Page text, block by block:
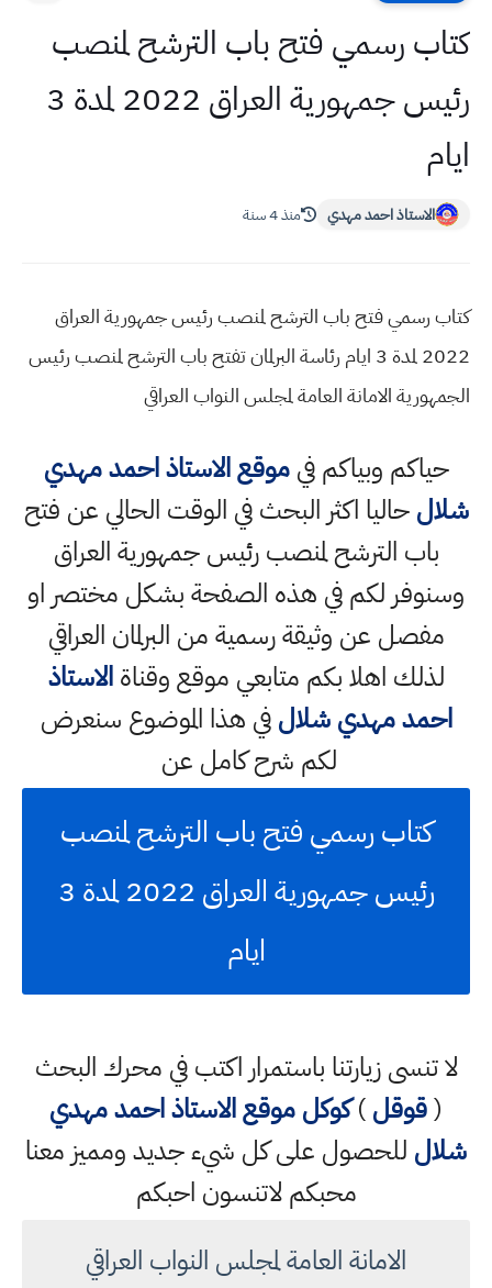
كتاب رسمي فتح باب الترشح لمنصب
رئيس جمهورية العراق 2022 لمدة 3
ايام
الاستاذ احمد مهدي منذ 4 سنة
كتاب رسمي فتح باب الترشح لمنصب رئيس جمهورية العراق
2022 لمدة 3 ايام رئاسة البرلمان تفتح باب الترشح لمنصب رئيس
الجمهورية الامانة العامة لمجلس النواب العراقي
حياكم وبياكم فيموقع الاستاذ احمد مهدي
شلالحاليا اكثر البحث في الوقت الحالي عن فتح
باب الترشح لمنصب رئيس جمهورية العراق
وسنوفر لكم في هذه الصفحة بشكل مختصر او
مفصل عن وثيقة رسمية من البرلمان العراقي
لذلك اهلا بكم متابعي موقع وقناةالاستاذ
احمد مهدي شلالفي هذا الموضوع سنعرض
لكم شرح كامل عن
كتاب رسمي فتح باب الترشح لمنصب
رئيس جمهورية العراق 2022 لمدة 3
ايام
لا تنسى زيارتنا باستمرار اكتب في محرك البحث
(قوقل)كوكلموقع الاستاذ احمد مهدي
شلال للحصول على كل شيء جديد ومميز معنا
محبكم لاتنسون احبكم
الامانة العامة لمجلس النواب العراقي